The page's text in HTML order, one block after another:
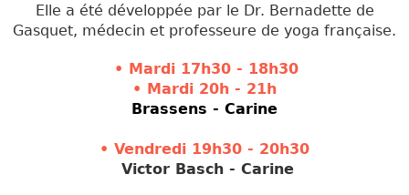
Elle a été développée par le Dr. Bernadette de
Gasquet, médecin et professeure de yoga française.
• Mardi 17h30 - 18h30
• Mardi 20h - 21h
Brassens - Carine
• Vendredi 19h30 - 20h30
Victor Basch- Carine